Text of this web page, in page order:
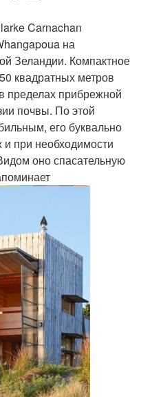
Carnachan
на
Зеландии. Компактное
квадратных метров
пределах прибрежной
почвы. По этой
его буквально
при необходимости
оно спасательную